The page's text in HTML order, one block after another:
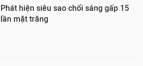
Phát hiện siêu sao chổi sáng gấp 15
lần mặt trăng